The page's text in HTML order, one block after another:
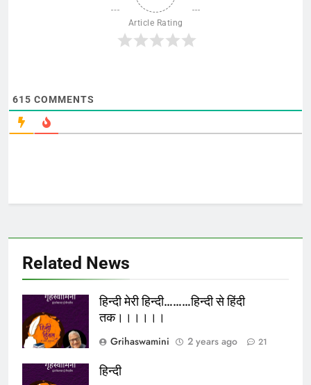
Article Rating
615 COMMENTS
Related News
हिन्दी मेरी हिन्दी………हिन्दी से हिंदी
तक।।।।।।
Grihaswamini
2 years ago 21
हिन्दी